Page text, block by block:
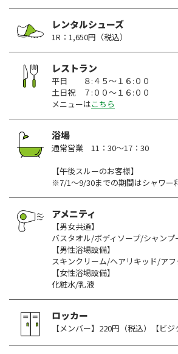
レンタルシューズ
1R：1,650円（税込）
レストラン
平日 ８:４５～１６:００
土日祝 ７:００～１６:００
メニューはこちら
浴場
通常営業 11：30～17：30
【午後スルーのお客様】
※7/1～9/30までの期間はシャワー
アメニティ
【男女共通】
バスタオル/ボディソープ/シャン
【男性浴場設備】
スキンクリーム/ヘアリキッド/ア
【女性浴場設備】
化粧水/乳液
ロッカー
【メンバー】220円（税込）【ビジ